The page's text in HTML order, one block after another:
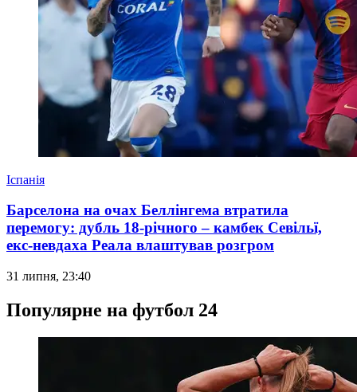
Іспанія
Барселона на очах Беллінгема втратила
перемогу: дубль 18-річного – камбек Севільї,
екс-невдаха Реала влаштував розгром
31 липня, 23:40
Популярне на футбол 24